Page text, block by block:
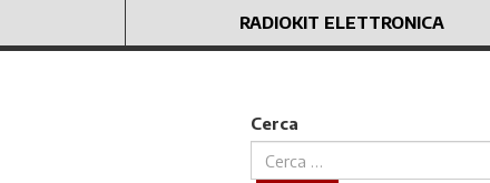
RADIOKIT ELETTRONICA
Cerca